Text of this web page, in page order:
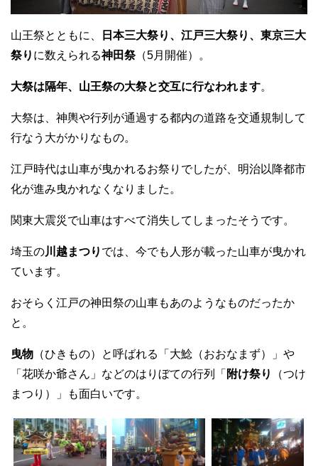
山王祭とともに、
日本三大祭り、江戸三大祭り、東京三大
祭り に数えられる神田祭（5月開催）。
大祭は隔年、山王祭の大祭と交互に行なわれます。
大祭は、神輿や行列が通過する都内の道路を交通規制して
行なう大がかりなもの。
江戸時代は山車が曳かれるお祭りでしたが、明治以降都市
化が進み曳かれなくなりました。
関東大震災で山車はすべて消失してしまったそうです。
埼玉の川越まつり では、今でも人形が載った山車が曳かれ
ています。
おそらく江戸の神田祭の山車もあのようなものだったか
と。
曳物 （ひきもの）と呼ばれる「大鯰（おおなまず）」や
「花咲か爺さん」などのはりぼての行列「 附け祭り
（つけ
まつり）」も面白いです。